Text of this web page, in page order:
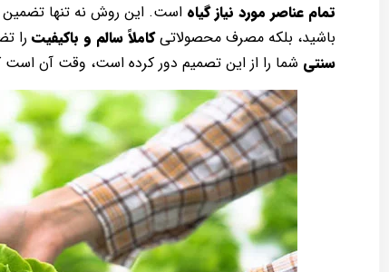
تمام عناصر مورد نیاز گیاه است. این روش نه تنها
باشید، بلکه مصرف محصولاتیکاملاً سالم و باکیفیت را
سنتی شما را از این تصمیم دور کرده است، وقت آن است